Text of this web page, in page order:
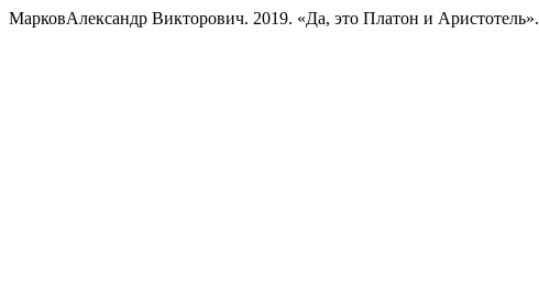
МарковАлександр Викторович. 2019. «Да, это Платон и Аристотель».